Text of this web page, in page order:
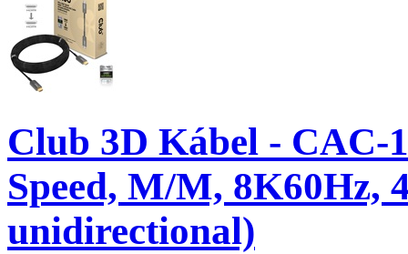
Club 3D Kábel -
Speed, M/M, 8K60Hz,
unidirectional)